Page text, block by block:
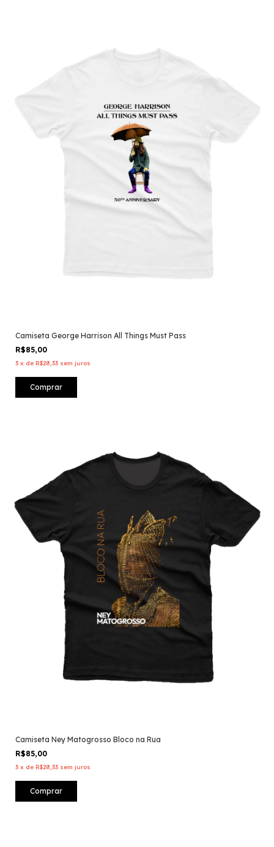
Camiseta George Harrison All Things Must Pass
R$85,00
3 x de R$28,33 sem juros
Comprar
Camiseta Ney Matogrosso Bloco na Rua
R$85,00
3 x de R$28,33 sem juros
Comprar